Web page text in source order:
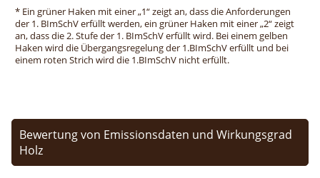
* Ein grüner Haken mit einer „1“ zeigt an, dass die Anforderungen
der 1. BImSchV erfüllt werden, ein grüner Haken mit einer „2“ zeigt
an, dass die 2. Stufe der 1. BImSchV erfüllt wird. Bei einem gelben
Haken wird die Übergangsregelung der 1.BImSchV erfüllt und bei
einem roten Strich wird die 1.BImSchV nicht erfüllt.
Bewertung von Emissionsdaten und Wirkungsgrad
Holz